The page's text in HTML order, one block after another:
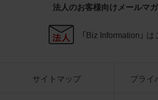
当社の商品であることを特定
商品写真データに著作権表示
ル、商標その他のマークがあ
ページ以外のサイトとのリン
て利用しないこと
法人のお客様向けメールマ
「Biz Information」 は
サイトマップ プライ